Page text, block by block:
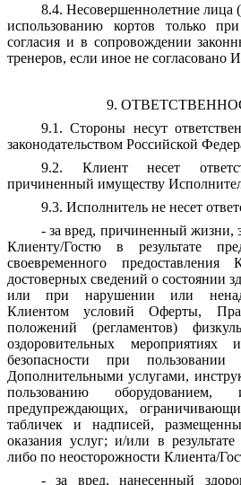
8.4. Несовершеннолетние лица
использованию кортов только
согласия и в сопровождении
тренеров, если иное не согласовано
9.
9.1. Стороны несут
законодательством Российской
9.2. Клиент несет
причиненный имуществу
9.3. Исполнитель не несет
- за вред, причиненный жизни,
Клиенту/Гостю в результате
своевременного предоставления
достоверных сведений о состоянии
или при нарушении или
Клиентом условий Оферты,
положений (регламентов)
оздоровительных
безопасности при
Дополнительными услугами,
пользованию
предупреждающих,
табличек и надписей,
оказания услуг; и/или в
либо по неосторожности Клиента/
- за вред, нанесенный